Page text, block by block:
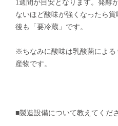
1週間が目安となります。発酵
ないほど酸味が強くなったら
後も「要冷蔵」です。
※ちなみに酸味は乳酸菌によ
産物です。
■製造設備について教えてくだ